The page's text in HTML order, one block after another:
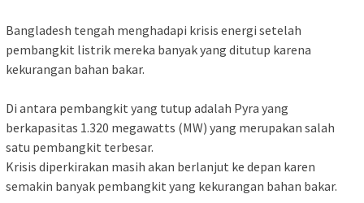
Bangladesh tengah menghadapi krisis energi setelah
pembangkit listrik mereka banyak yang ditutup karena
kekurangan bahan bakar.
Di antara pembangkit yang tutup adalah Pyra yang
berkapasitas 1.320 megawatts (MW) yang merupakan salah
satu pembangkit terbesar.
Krisis diperkirakan masih akan berlanjut ke depan karen
semakin banyak pembangkit yang kekurangan bahan bakar.